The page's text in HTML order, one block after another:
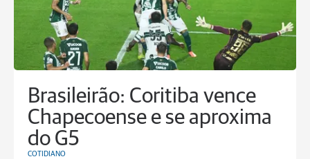
Brasileirão: Coritiba vence
Chapecoense e se aproxima
do G5
COTIDIANO